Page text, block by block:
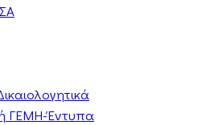
ΓΕΜΗ-Έντυπα